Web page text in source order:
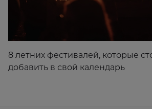
8 летних фестивалей, которые
добавить в свой календарь